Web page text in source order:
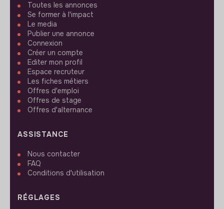
Toutes les annonces
Se former à l'impact
Le media
Publier une annonce
Connexion
Créer un compte
Editer mon profil
Espace recruteur
Les fiches métiers
Offres d'emploi
Offres de stage
Offres d'alternance
ASSISTANCE
Nous contacter
FAQ
Conditions d'utilisation
RÉGLAGES